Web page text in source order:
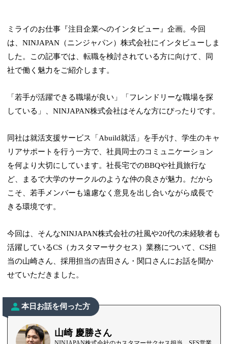
ミライのお仕事『注目企業へのインタビュー』企画。今回
は、NINJAPAN（ニンジャパン）株式会社にインタビューしま
した。この記事では、転職を検討されている方に向けて、同
社で働く魅力をご紹介します。
「若手が活躍できる職場が良い」「フレンドリーな職場を探
している」、NINJAPAN株式会社はそんな方にぴったりです。
同社は就活支援サービス「Abuild就活」を手がけ、学生のキャ
リアサポートを行う一方で、社員同士のコミュニケーション
を何より大切にしています。社長宅でのBBQや社員旅行な
ど、まるで大学のサークルのような仲の良さが魅力。だから
こそ、若手メンバーも遠慮なく意見を出し合いながら成長で
きる環境です。
今回は、そんなNINJAPAN株式会社の社風や20代の未経験者も
活躍しているCS（カスタマーサクセス）業務について、CS担
当の山崎さん、採用担当の吉田さん・関口さんにお話を聞か
せていただきました。
本日お話を伺った方
山崎 慶勝さん